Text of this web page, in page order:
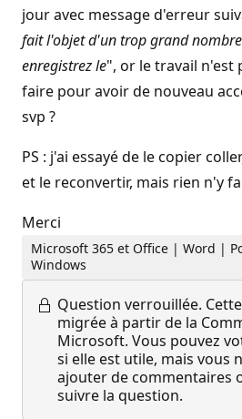
jour avec message d'erreur
fait l'objet d'un trop grand
enregistrez le", or le travail n'est
faire pour avoir de nouveau
svp ?
PS : j'ai essayé de le copier
et le reconvertir, mais rien n'y
Merci
Microsoft 365 et Office | Word |
Windows
Question verrouillée.
migrée à partir de la
Microsoft. Vous pouvez
si elle est utile, mais vous
ajouter de commentaires
suivre la question.